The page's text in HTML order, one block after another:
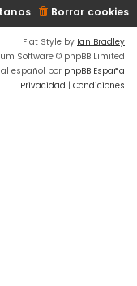
Borrar cookies
Flat Style by Ian Bradley
Software © phpBB Limited
español por phpBB España
Privacidad | Condiciones